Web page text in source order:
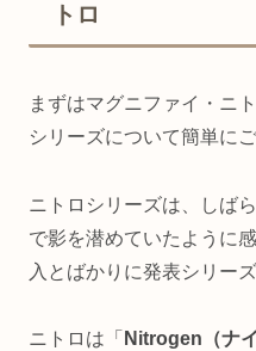
トロ
まずはマグニファイ・ニ
シリーズについて簡単に
ニトロシリーズは、しば
で影を潜めていたように
入とばかりに発表シリーズ
ニトロは「 Nitrogen（ナ